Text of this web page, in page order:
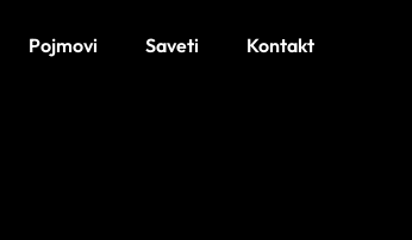
Pojmovi Saveti Kontakt